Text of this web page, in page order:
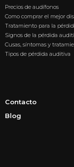
Precios de audífonos
Como comprar el mejor
Tratamiento para la
Signos de la pérdida
Cusas, síntomas y
Tipos de pérdida auditiva
Contacto
Blog